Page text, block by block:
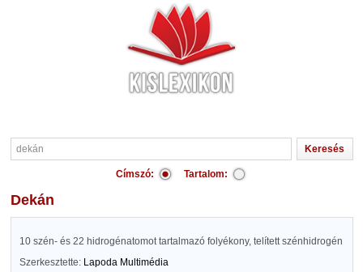
Címszó: Tartalom:
dekán
10 szén- és 22 hidrogénatomot tartalmazó folyékony, telített szénhidrogén
Szerkesztette: Lapoda Multimédia